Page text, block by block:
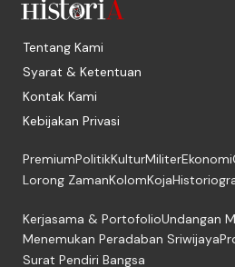
Tentang Kami
Syarat & Ketentuan
Kontak Kami
Kebijakan Privasi
PremiumPolitikKulturMiliterEkonomi
Lorong ZamanKolomKoja
Kerjasama & PortofolioUndangan
Menemukan Peradaban Sriwijaya
Surat Pendiri Bangsa